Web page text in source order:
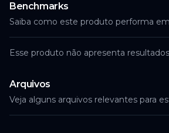
Benchmarks
Saiba como este produto performa
Esse produto não apresenta
Arquivos
Veja alguns arquivos relevantes para